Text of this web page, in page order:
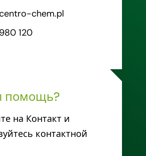
chem.pl
120
помощь?
на Контакт и
контактной